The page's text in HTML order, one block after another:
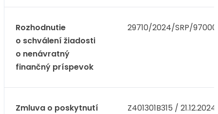
Rozhodnutie
o schválení žiadosti
o nenávratný
finančný príspevok
29710/2024/SRP/97000
Zmluva o poskytnutí
Z401301B315 / 21.12.2024